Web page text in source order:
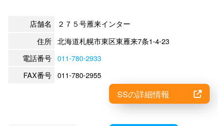
店舗名
２７５号雁来インター
住所 北海道札幌市東区東雁来7条1-4-23
電話番号 011-780-2933
FAX番号 011-780-2955
SSの詳細情報